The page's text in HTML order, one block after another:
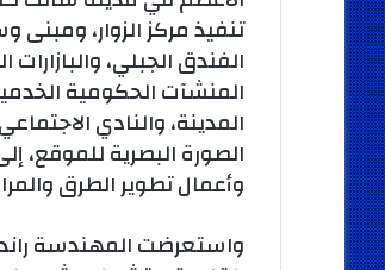
تنفيذ مركز الزوار، ومبنى
الفندق الجبلي،
المنشآت الحكومية
المدينة، والنادي
الصورة البصرية للموقع،
وأعمال تطوير الطرق
واستعرضت المهندسة